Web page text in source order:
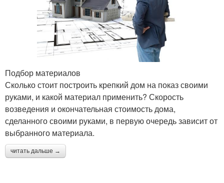
Подбор материалов
Сколько стоит построить крепкий дом на показ своими
руками, и какой материал применить? Скорость
возведения и окончательная стоимость дома,
сделанного своими руками, в первую очередь зависит от
выбранного материала.
читать дальше →